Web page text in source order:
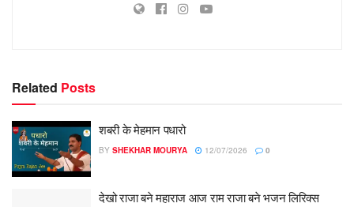
Related Posts
शबरी के मेहमान पधारो
BY SHEKHAR MOURYA 12/07/2026 0
देखो राजा बने महाराज आज राम राजा बने भजन लिरिक्स